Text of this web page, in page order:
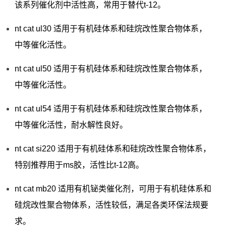
该系列催化剂中活性高，常用于替代t-12。
nt cat ul30 适用于有机硅体系和硅烷改性聚合物体系，
中等催化活性。
nt cat ul50 适用于有机硅体系和硅烷改性聚合物体系，
中等催化活性。
nt cat ul54 适用于有机硅体系和硅烷改性聚合物体系，
中等催化活性，耐水解性良好。
nt cat si220 适用于有机硅体系和硅烷改性聚合物体系，
特别推荐用于ms胶，活性比t-12高。
nt cat mb20 适用有机铋类催化剂，可用于有机硅体系和
硅烷改性聚合物体系，活性较低，满足各类环保法规要
求。